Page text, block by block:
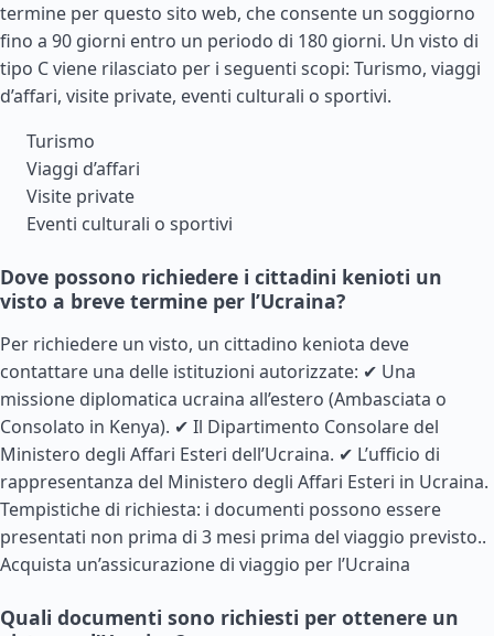
termine per questo sito web, che consente un soggiorno
fino a 90 giorni entro un periodo di 180 giorni. Un visto di
tipo C viene rilasciato per i seguenti scopi: Turismo, viaggi
d’affari, visite private, eventi culturali o sportivi.
Turismo
Viaggi d’affari
Visite private
Eventi culturali o sportivi
Dove possono richiedere i cittadini kenioti un
visto a breve termine per l’Ucraina?
Per richiedere un visto, un cittadino keniota deve
contattare una delle istituzioni autorizzate: ✔ Una
missione diplomatica ucraina all’estero (Ambasciata o
Consolato in Kenya). ✔ Il Dipartimento Consolare del
Ministero degli Affari Esteri dell’Ucraina. ✔ L’ufficio di
rappresentanza del Ministero degli Affari Esteri in Ucraina.
Tempistiche di richiesta: i documenti possono essere
presentati non prima di 3 mesi prima del viaggio previsto..
Acquista un’assicurazione di viaggio per l’Ucraina
Quali documenti sono richiesti per ottenere un